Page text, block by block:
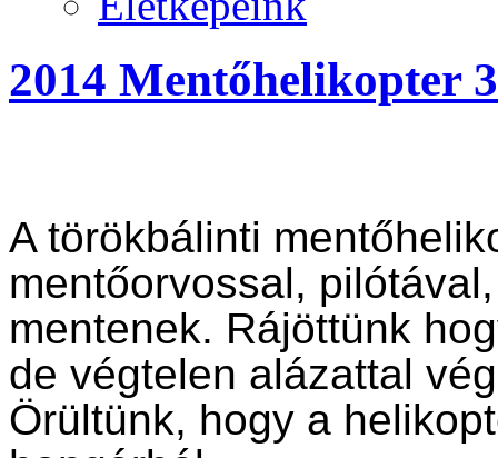
2014 Mentőhelikopter
A törökbálinti
mentőorvossal,
mentenek. Rájöttünk
de végtelen alázattal
Örültünk, hogy a